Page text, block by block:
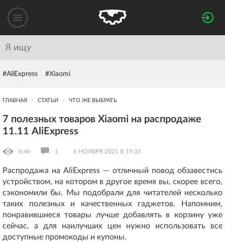
#AliExpress #Xiaomi
ГЛАВНАЯ СТАТЬИ ЧТО ЖЕ ВЫБРАТЬ
7 полезных товаров Xiaomi на распродаже
11.11 AliExpress
6.4k 1 6 НОЯБРЯ 2021 В 19:35
Распродажа на AliExpress — отличный повод обзавестись
устройством, на котором в другое время вы, скорее всего,
сэкономили бы. Мы подобрали для читателей несколько
таких полезных и качественных гаджетов. Напомним,
понравившиеся товары лучше добавлять в корзину уже
сейчас, а для наилучших цен нужно использовать все
доступные промокоды и купоны.